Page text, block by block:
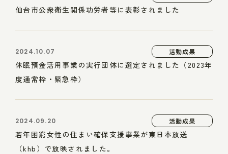
仙台市公衆衛生関係功労者等に表彰されました
2024.10.07 活動成果
休眠預金活用事業の実行団体に選定されました（2023年
度通常枠・緊急枠）
2024.09.20 活動成果
若年困窮女性の住まい確保支援事業が東日本放送
（khb）で放映されました。